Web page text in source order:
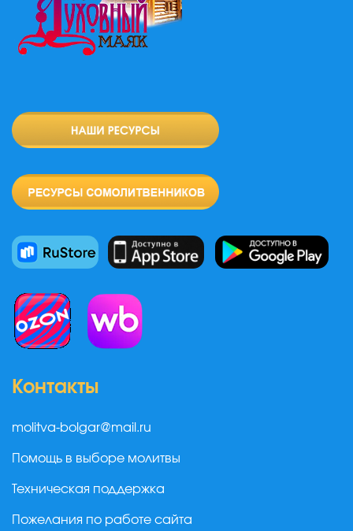
Контакты
molitva-bolgar@mail.ru
Помощь в выборе молитвы
Техническая поддержка
Пожелания по работе сайта